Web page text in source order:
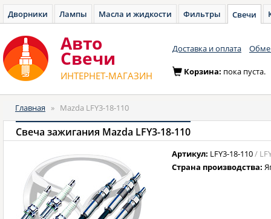
Дворники Лампы Масла и жидкости Фильтры Свечи
Авто
Cвечи
ИНТЕРНЕТ-МАГАЗИН
Доставка и оплата
Корзина: пока пуста.
Главная » Mazda LFY3-18-110
Свеча зажигания Mazda LFY3-18-110
Артикул: LFY3-18-110/
Страна производства: